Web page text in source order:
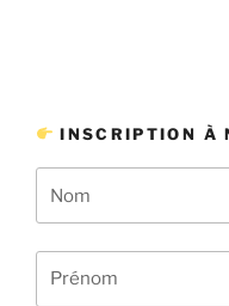
INSCRIPTION À